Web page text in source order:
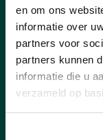
en om ons
informatie over
partners voor
partners kunnen
informatie die u
verzameld op